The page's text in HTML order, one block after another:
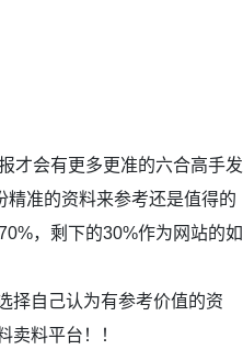
才会有更多更准的六合高手发
准的资料来参考还是值得的
，剩下的30%作为网站的如
择自己认为有参考价值的资
料平台！！